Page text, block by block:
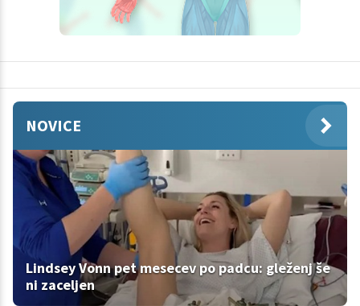
NOVICE
Lindsey Vonn pet mesecev po padcu: gleženj še
ni zaceljen